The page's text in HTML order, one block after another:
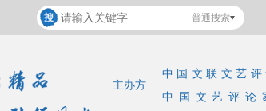
普通搜索
中国文联文艺评
中国文艺评论
主办方